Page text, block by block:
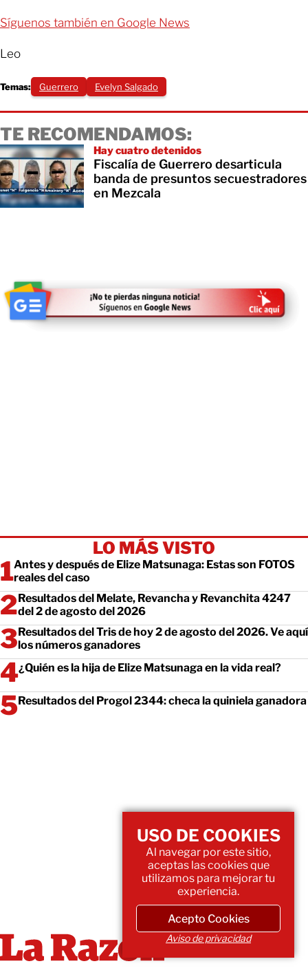
Síguenos también en Google News
Leo
Temas: Guerrero Evelyn Salgado
TE RECOMENDAMOS:
Hay cuatro detenidos
Fiscalía de Guerrero desarticula
banda de presuntos secuestradores
en Mezcala
LO MÁS VISTO
Antes y después de Elize Matsunaga: Estas son FOTOS
reales del caso
Resultados del Melate, Revancha y Revanchita 4247
del 2 de agosto del 2026
Resultados del Tris de hoy 2 de agosto del 2026. Ve aquí
los números ganadores
¿Quién es la hija de Elize Matsunaga en la vida real?
Resultados del Progol 2344: checa la quiniela ganadora
USO DE COOKIES
Al navegar por este sitio,
aceptas las cookies que
utilizamos para mejorar tu
experiencia.
Acepto Cookies
Aviso de privacidad